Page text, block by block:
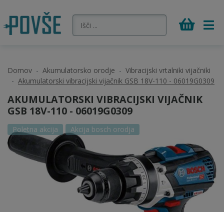
Domov Akumulatorsko orodje
Vibracijski vrtalniki vijačniki
Akumulatorski vibracijski vijačnik GSB 18V-110 - 06019G0309
AKUMULATORSKI VIBRACIJSKI VIJAČNIK
GSB 18V-110 - 06019G0309
Poletna akcija Akcija bosch orodja